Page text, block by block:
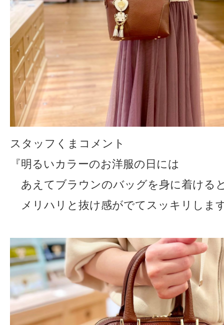
スタッフくまコメント
『明るいカラーのお洋服の日には
あえてブラウンのバッグを身に着ける
メリハリと抜け感がでてスッキリしま